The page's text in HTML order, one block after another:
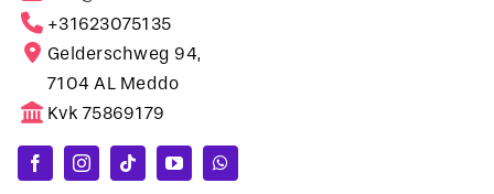
+31623075135
Gelderschweg 94,
7104 AL Meddo
Kvk 75869179